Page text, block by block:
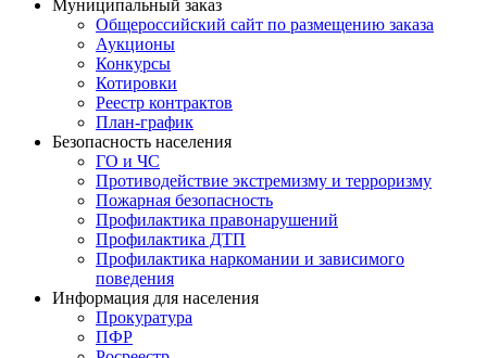
Муниципальный заказ
Общероссийский сайт по размещению заказа
Аукционы
Конкурсы
Котировки
Реестр контрактов
План-график
Безопасность населения
ГО и ЧС
Противодействие экстремизму и терроризму
Пожарная безопасность
Профилактика правонарушений
Профилактика ДТП
Профилактика наркомании и зависимого
поведения
Информация для населения
Прокуратура
ПФР